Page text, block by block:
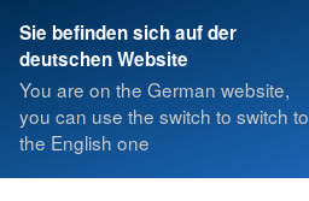
Sie befinden sich auf der
deutschen Website
You are on the German website,
you can use the switch to switch to
the English one